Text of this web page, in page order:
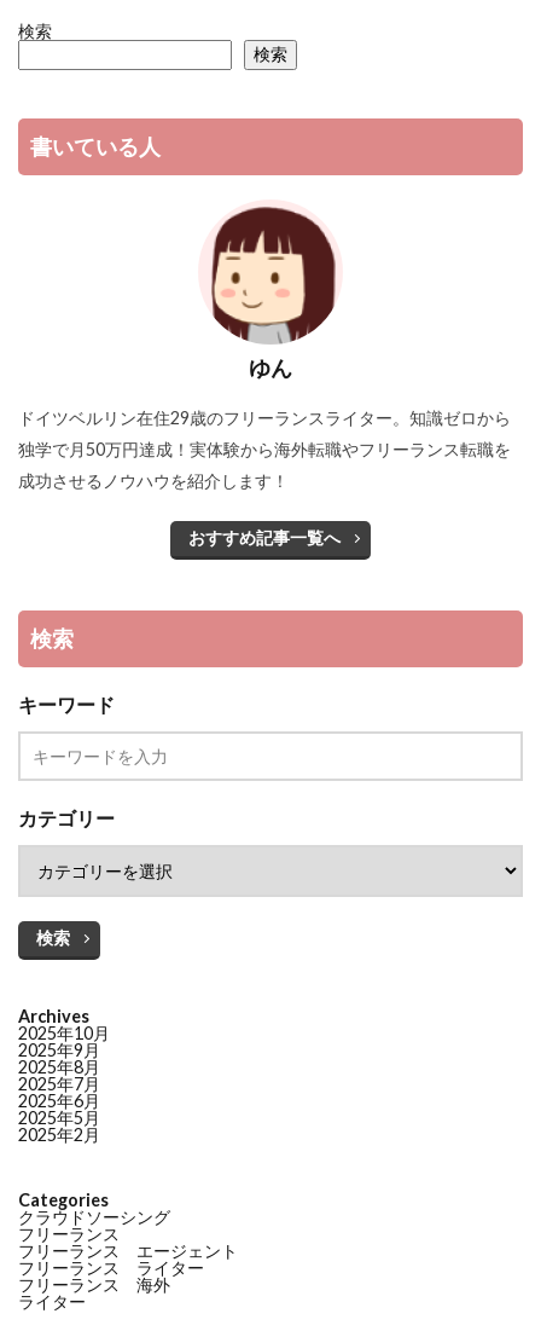
検索
検索
書いている人
ゆん
ドイツベルリン在住29歳のフリーランスライター。知識ゼロから
独学で月50万円達成！実体験から海外転職やフリーランス転職を
成功させるノウハウを紹介します！
おすすめ記事一覧へ
検索
キーワード
カテゴリー
検索
Archives
2025年10月
2025年9月
2025年8月
2025年7月
2025年6月
2025年5月
2025年2月
Categories
クラウドソーシング
フリーランス
フリーランス エージェント
フリーランス ライター
フリーランス 海外
ライター